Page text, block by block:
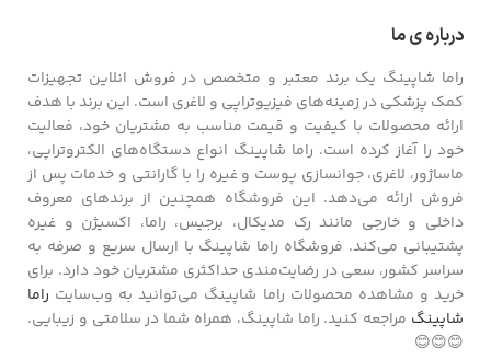
درباره ی ما
راما شاپینگ یک برند معتبر و متخصص در فروش انلاین تجهیزات
کمک پزشکی در زمینه‌های فیزیوتراپی و لاغری است. این برند با هدف
ارائه محصولات با کیفیت و قیمت مناسب به مشتریان خود، فعالیت
خود را آغاز کرده است. راما شاپینگ انواع دستگاه‌های الکتروتراپی،
ماساژور، لاغری، جوانسازی پوست و غیره را با گارانتی و خدمات پس از
فروش ارائه می‌دهد. این فروشگاه همچنین از برندهای معروف
داخلی و خارجی مانند رک مدیکال، برجیس، راما، اکسیژن و غیره
پشتیبانی می‌کند. فروشگاه راما شاپینگ با ارسال سریع و صرفه به
سراسر کشور، سعی در رضایت‌مندی حداکثری مشتریان خود دارد. برای
خرید و مشاهده محصولات راما شاپینگ می‌توانید به وب‌سایت راما
شاپینگ مراجعه کنید. راما شاپینگ، همراه شما در سلامتی و زیبایی.
😊😊😊